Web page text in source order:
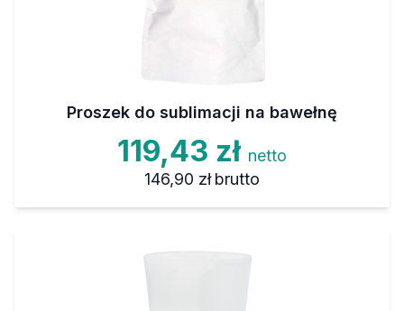
Proszek do sublimacji na bawełnę
119,43 zł netto
146,90 zł brutto